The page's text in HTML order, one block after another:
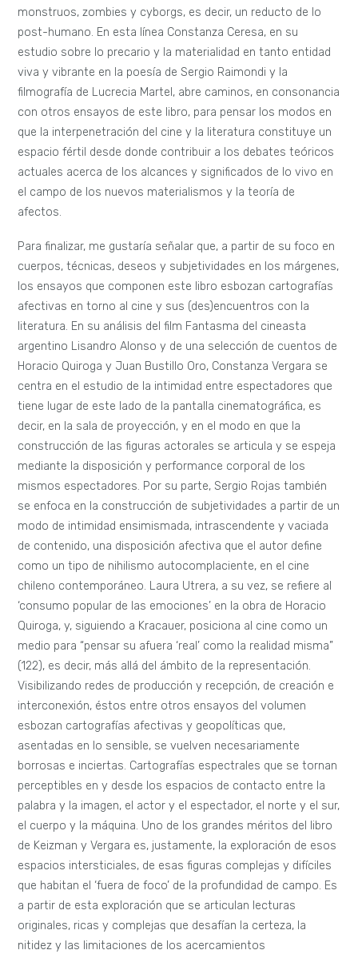
monstruos, zombies y cyborgs, es decir, un reducto de lo
post-humano. En esta línea Constanza Ceresa, en su
estudio sobre lo precario y la materialidad en tanto entidad
viva y vibrante en la poesía de Sergio Raimondi y la
filmografía de Lucrecia Martel, abre caminos, en consonancia
con otros ensayos de este libro, para pensar los modos en
que la interpenetración del cine y la literatura constituye un
espacio fértil desde donde contribuir a los debates teóricos
actuales acerca de los alcances y significados de lo vivo en
el campo de los nuevos materialismos y la teoría de
afectos.
Para finalizar, me gustaría señalar que, a partir de su foco en
cuerpos, técnicas, deseos y subjetividades en los márgenes,
los ensayos que componen este libro esbozan cartografías
afectivas en torno al cine y sus (des)encuentros con la
literatura. En su análisis del film Fantasma del cineasta
argentino Lisandro Alonso y de una selección de cuentos de
Horacio Quiroga y Juan Bustillo Oro, Constanza Vergara se
centra en el estudio de la intimidad entre espectadores que
tiene lugar de este lado de la pantalla cinematográfica, es
decir, en la sala de proyección, y en el modo en que la
construcción de las figuras actorales se articula y se espeja
mediante la disposición y performance corporal de los
mismos espectadores. Por su parte, Sergio Rojas también
se enfoca en la construcción de subjetividades a partir de un
modo de intimidad ensimismada, intrascendente y vaciada
de contenido, una disposición afectiva que el autor define
como un tipo de nihilismo autocomplaciente, en el cine
chileno contemporáneo. Laura Utrera, a su vez, se refiere al
‘consumo popular de las emociones’ en la obra de Horacio
Quiroga, y, siguiendo a Kracauer, posiciona al cine como un
medio para “pensar su afuera ‘real’ como la realidad misma”
(122), es decir, más allá del ámbito de la representación.
Visibilizando redes de producción y recepción, de creación e
interconexión, éstos entre otros ensayos del volumen
esbozan cartografías afectivas y geopolíticas que,
asentadas en lo sensible, se vuelven necesariamente
borrosas e inciertas. Cartografías espectrales que se tornan
perceptibles en y desde los espacios de contacto entre la
palabra y la imagen, el actor y el espectador, el norte y el sur,
el cuerpo y la máquina. Uno de los grandes méritos del libro
de Keizman y Vergara es, justamente, la exploración de esos
espacios intersticiales, de esas figuras complejas y difíciles
que habitan el ‘fuera de foco’ de la profundidad de campo. Es
a partir de esta exploración que se articulan lecturas
originales, ricas y complejas que desafían la certeza, la
nitidez y las limitaciones de los acercamientos